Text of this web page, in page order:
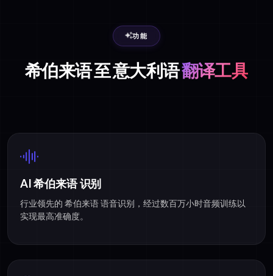
功能
希伯来语 至 意大利语翻译工具
AI 希伯来语 识别
行业领先的 希伯来语 语音识别，经过数百万小时音频训练以
实现最高准确度。